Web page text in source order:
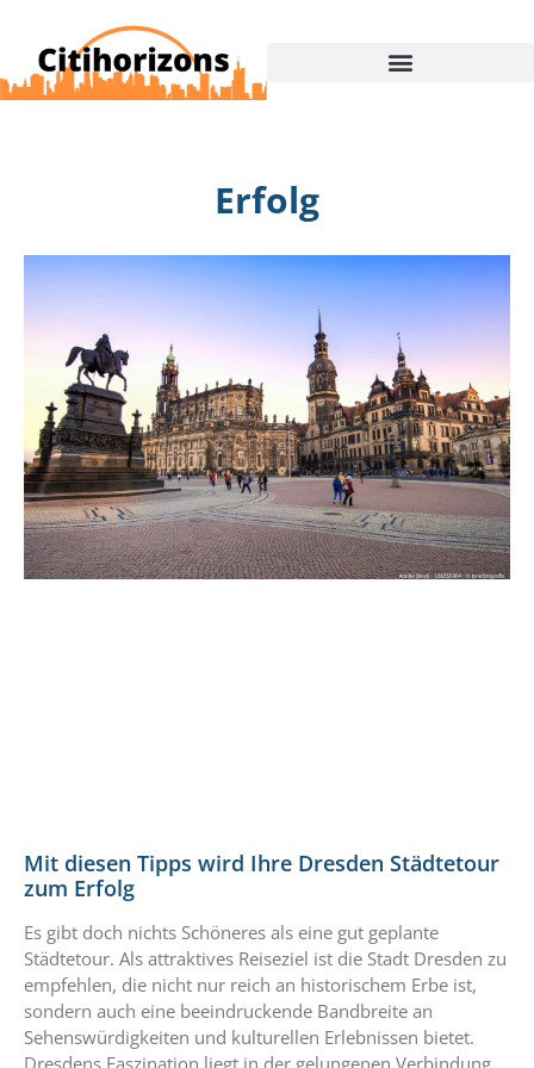
Erfolg
Mit diesen Tipps wird Ihre Dresden Städtetour
zum Erfolg
Es gibt doch nichts Schöneres als eine gut geplante
Städtetour. Als attraktives Reiseziel ist die Stadt Dresden zu
empfehlen, die nicht nur reich an historischem Erbe ist,
sondern auch eine beeindruckende Bandbreite an
Sehenswürdigkeiten und kulturellen Erlebnissen bietet.